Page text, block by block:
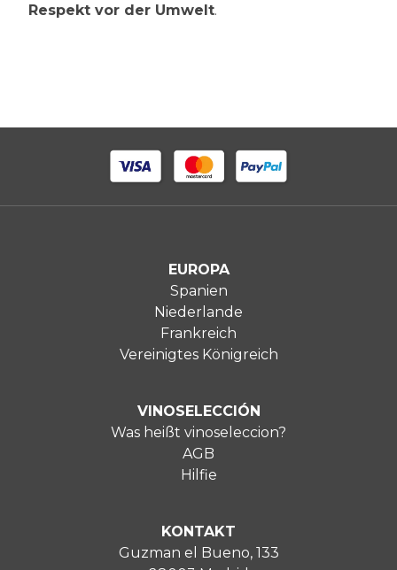
Respekt vor der Umwelt.
EUROPA
Spanien
Niederlande
Frankreich
Vereinigtes Königreich
VINOSELECCIÓN
Was heißt vinoseleccion?
AGB
Hilfie
KONTAKT
Guzman el Bueno, 133